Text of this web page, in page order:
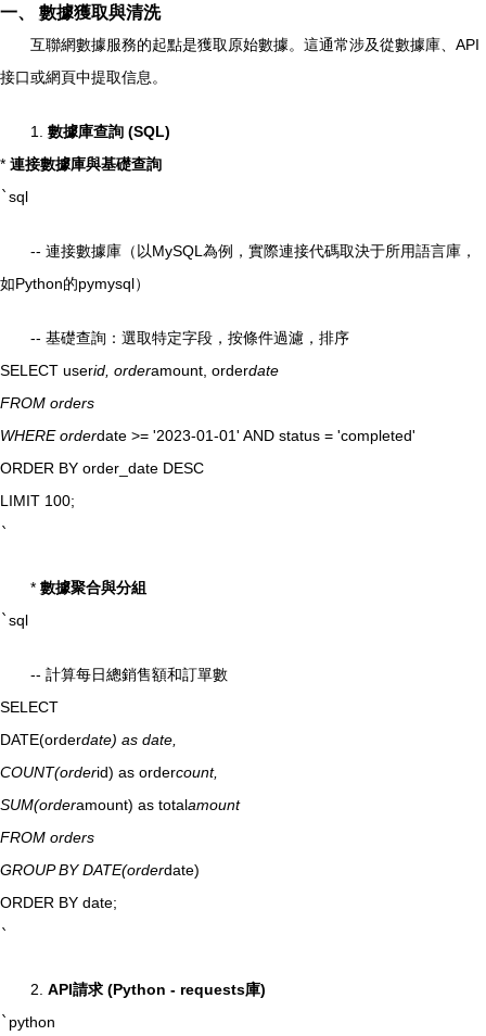
一、 數據獲取與清洗
互聯網數據服務的起點是獲取原始數據。這通常涉及從數據庫、API
接口或網頁中提取信息。
1. 數據庫查詢 (SQL)
* 連接數據庫與基礎查詢
`sql
-- 連接數據庫（以MySQL為例，實際連接代碼取決于所用語言庫，
如Python的pymysql）
-- 基礎查詢：選取特定字段，按條件過濾，排序
SELECT userid, orderamount, orderdate
FROM orders
WHERE orderdate >= '2023-01-01' AND status = 'completed'
ORDER BY order_date DESC
LIMIT 100;
`
* 數據聚合與分組
`sql
-- 計算每日總銷售額和訂單數
SELECT
DATE(orderdate) as date,
COUNT(orderid) as ordercount,
SUM(orderamount) as totalamount
FROM orders
GROUP BY DATE(orderdate)
ORDER BY date;
`
2. API請求 (Python - requests庫)
` python